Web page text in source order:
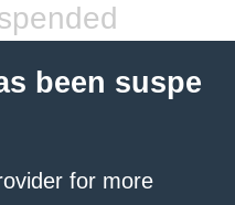
been suspe
for more